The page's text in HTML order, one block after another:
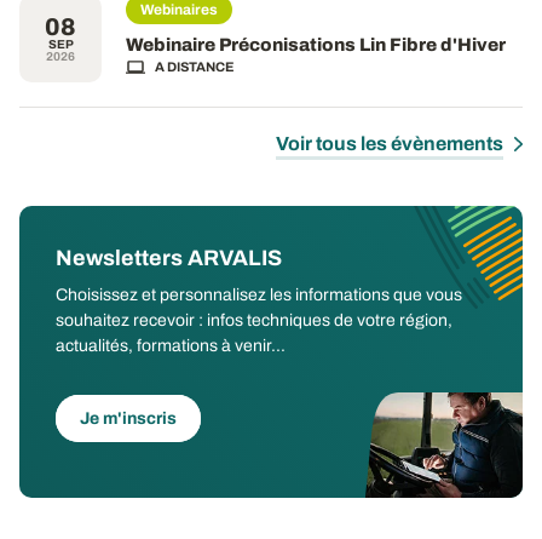
08
SEP
2026
Webinaires
Webinaire Préconisations Lin Fibre d'Hiver
A DISTANCE
Voir tous les évènements
Newsletters ARVALIS
Choisissez et personnalisez les informations que vous
souhaitez recevoir : infos techniques de votre région,
actualités, formations à venir...
Je m'inscris